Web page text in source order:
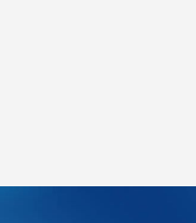
UC8LghzcV5-